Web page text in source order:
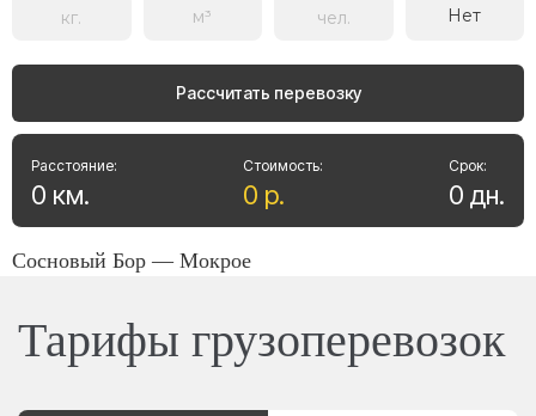
Нет
Рассчитать перевозку
Стоимость:
0 р.
Расстояние:
0 км.
Срок:
0 дн.
Сосновый Бор — Мокрое
Тарифы грузоперевозок